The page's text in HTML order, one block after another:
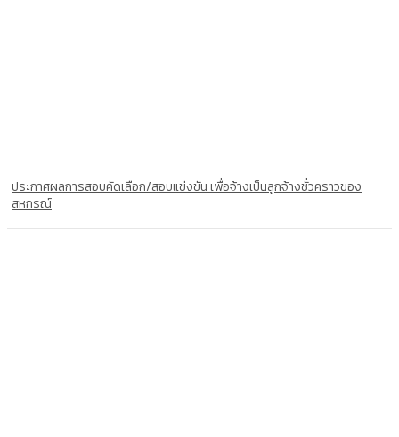
ประกาศผลการสอบคัดเลือก/สอบแข่งขัน เพื่อจ้างเป็นลูกจ้างชั่วคราวของ
สหกรณ์